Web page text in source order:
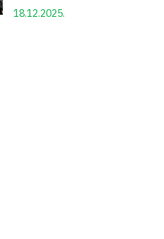
18.12.2025.